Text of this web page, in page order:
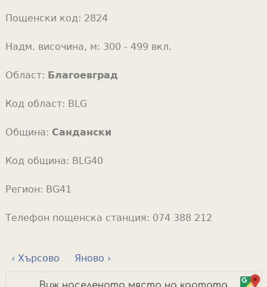
Пощенски код: 2824
Надм. височина, м: 300 - 499 вкл.
Област: Благоевград
Код област: BLG
Община: Сандански
Код община: BLG40
Регион: BG41
Телефон пощенска станция: 074 388 212
‹ Хърсово Яново ›